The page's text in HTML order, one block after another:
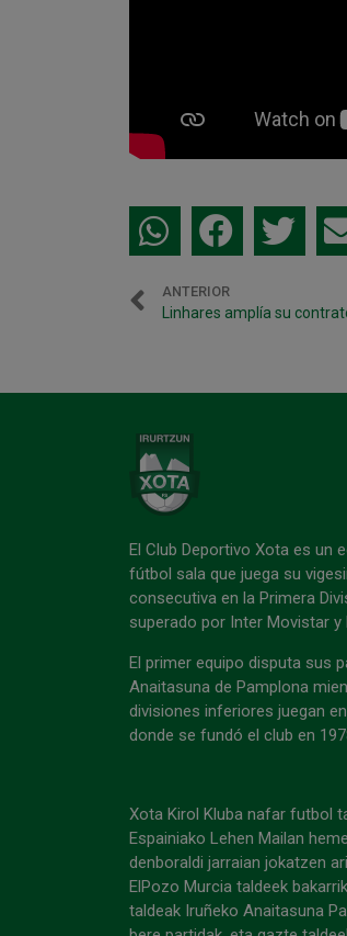
ANTERIOR
El Club Deportivo Xota es un
fútbol sala que juega su
consecutiva en la Primera
superado por Inter Movistar y
El primer equipo disputa sus
Anaitasuna de Pamplona
divisiones inferiores juegan
donde se fundó el club en
Xota Kirol Kluba nafar futbol
Espainiako Lehen Mailan
denboraldi jarraian jokatzen
ElPozo Murcia taldeek
taldeak Iruñeko Anaitasuna